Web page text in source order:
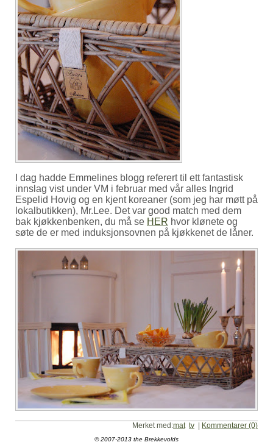
I dag hadde Emmelines blogg referert til ett fantastisk
innslag vist under VM i februar med vår alles Ingrid
Espelid Hovig og en kjent koreaner (som jeg har møtt på
lokalbutikken), Mr.Lee. Det var good match med dem
bak kjøkkenbenken, du må se HER hvor klønete og
søte de er med induksjonsovnen på kjøkkenet de låner.
Merket med:mat tv | Kommentarer (0)
© 2007-2013 the Brekkevolds